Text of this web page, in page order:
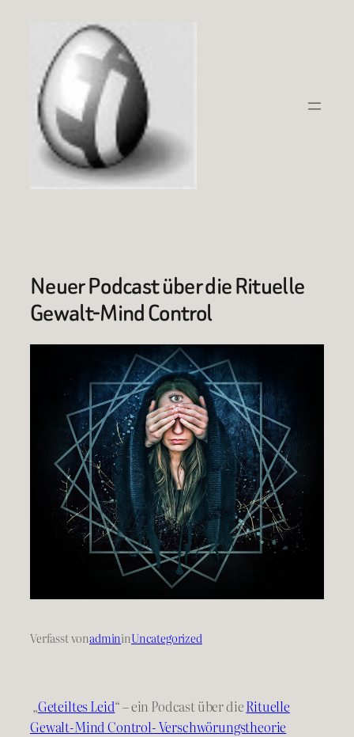
springen
Neuer Podcast über die Rituelle
Gewalt-Mind Control
Verfasst vonadmininUncategorized
„Geteiltes Leid“ – ein Podcast über dieRituelle
Gewalt-Mind Control- Verschwörungstheorie